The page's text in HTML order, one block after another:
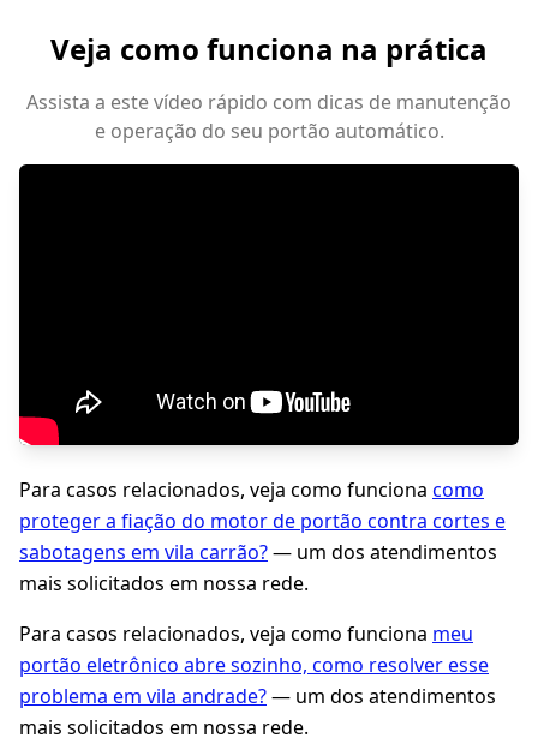
Veja como funciona na prática
Assista a este vídeo rápido com dicas de manutenção
e operação do seu portão automático.
Para casos relacionados, veja como funciona como
proteger a fiação do motor de portão contra cortes e
sabotagens em vila carrão?— um dos atendimentos
mais solicitados em nossa rede.
Para casos relacionados, veja como funciona meu
portão eletrônico abre sozinho, como resolver esse
problema em vila andrade?— um dos atendimentos
mais solicitados em nossa rede.